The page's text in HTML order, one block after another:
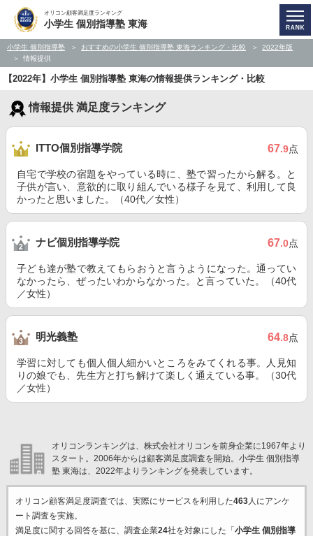
オリコン顧客満足度ランキング
小学生 個別指導塾 東海
小学生 個別指導塾 おすすめの小学生 個別指導塾 東海ランキング・比較
2022年版
情報提供
【2022年】小学生 個別指導塾 東海の情報提供ランキング・比較
情報提供 満足度ランキング
ITTO個別指導学院 67.9点
自宅で学校の宿題をやっている時に、塾で習ったから解る。と
子供が言い、意欲的に取り組んでいる様子を見て、利用して良
かったと思いました。（40代／女性）
ナビ個別指導学院 67.0点
子ども達が塾で教えてもらおうと言うようになった。通ってい
なかったら、ぜったいわからなかった。と言っていた。（40代
／女性）
明光義塾 64.8点
学習に対しても個人個人細かいところをみてくれる事。人見知
りの娘でも、先生方と打ち解けて楽しく通えている事。（30代
／女性）
オリコンランキングは、株式会社オリコンを前身企業に1967年より
スタート。2006年からは顧客満足度調査を開始。小学生 個別指導
塾 東海は、2022年よりランキングを発表しています。
オリコン顧客満足度調査では、実際にサービスを利用した463人にアンケ
ート調査を実施。
満足度に関する回答を基に、調査企業24社を対象にした「 小学生 個別指導